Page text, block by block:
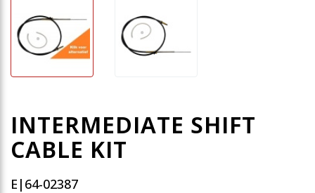
INTERMEDIATE SHIFT
CABLE KIT
E|64-02387